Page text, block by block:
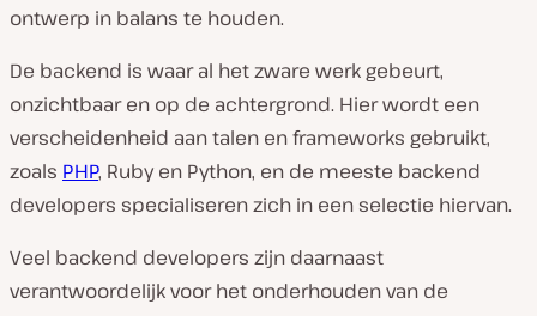
ontwerp in balans te houden.
De backend is waar al het zware werk gebeurt,
onzichtbaar en op de achtergrond. Hier wordt een
verscheidenheid aan talen en frameworks gebruikt,
zoals PHP, Ruby en Python, en de meeste backend
developers specialiseren zich in een selectie hiervan.
Veel backend developers zijn daarnaast
verantwoordelijk voor het onderhouden van de